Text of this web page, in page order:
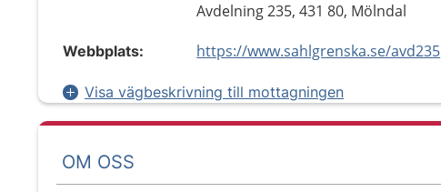
Avdelning 235, 431 80, Mölndal
Webbplats: https://www.sahlgrenska.se/avd235
Visa vägbeskrivning till mottagningen
OM OSS